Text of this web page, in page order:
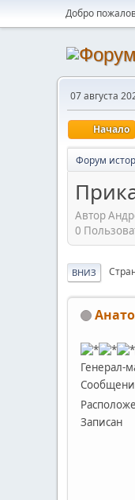
Добро
07 августа
Начало
Форум
Автор
0
ВНИЗ
Генерал-
Записан